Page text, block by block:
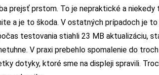
prejsť prstom. To je nepraktické a niekedy
a je to škoda. V ostatných prípadoch je
testovania stiahli 23 MB aktualizáciu,
V praxi prebehlo spomalenie do
dotyky, ktoré sme na displeji spravili.